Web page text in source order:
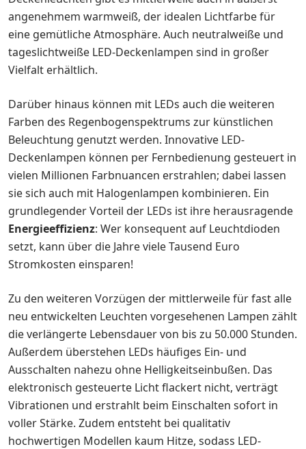
angenehmem warmweiß, der idealen Lichtfarbe für
eine gemütliche Atmosphäre. Auch neutralweiße und
tageslichtweiße LED-Deckenlampen sind in großer
Vielfalt erhältlich.
Darüber hinaus können mit LEDs auch die weiteren
Farben des Regenbogenspektrums zur künstlichen
Beleuchtung genutzt werden. Innovative LED-
Deckenlampen können per Fernbedienung gesteuert in
vielen Millionen Farbnuancen erstrahlen; dabei lassen
sie sich auch mit Halogenlampen kombinieren. Ein
grundlegender Vorteil der LEDs ist ihre herausragende
Energieeffizienz: Wer konsequent auf Leuchtdioden
setzt, kann über die Jahre viele Tausend Euro
Stromkosten einsparen!
Zu den weiteren Vorzügen der mittlerweile für fast alle
neu entwickelten Leuchten vorgesehenen Lampen zählt
die verlängerte Lebensdauer von bis zu 50.000 Stunden.
Außerdem überstehen LEDs häufiges Ein- und
Ausschalten nahezu ohne Helligkeitseinbußen. Das
elektronisch gesteuerte Licht flackert nicht, verträgt
Vibrationen und erstrahlt beim Einschalten sofort in
voller Stärke. Zudem entsteht bei qualitativ
hochwertigen Modellen kaum Hitze, sodass LED-